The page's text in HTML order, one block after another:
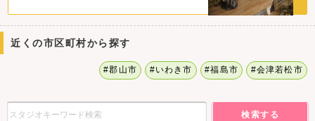
近くの市区町村から探す
#郡山市 #いわき市 #福島市 #会津若松市
検索する